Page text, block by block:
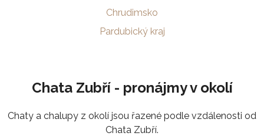
Chrudimsko
Pardubický kraj
Chata Zubří - pronájmy v okolí
Chaty a chalupy z okolí jsou řazené podle vzdálenosti od
Chata Zubří.